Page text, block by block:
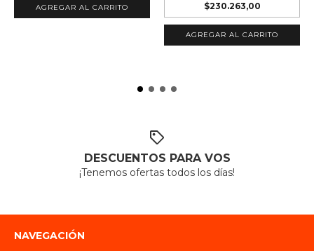
$230.263,00
DESCUENTOS PARA VOS
¡Tenemos ofertas todos los días!
NAVEGACIÓN